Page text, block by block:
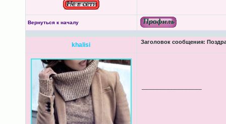
Вернуться к началу
khalisi Заголовок сообщения: